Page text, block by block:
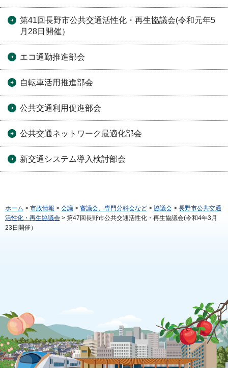
第41回長野市公共交通活性化・再生協議会(令和元年5
月28日開催）
エコ通勤推進部会
自転車活用推進部会
公共交通利用促進部会
公共交通ネットワーク最適化部会
新交通システム導入検討部会
ホーム > 市政情報 > 会議 > 審議会、専門分科会など > 協議会 > 長野市公共交通
活性化・再生協議会 > 第47回長野市公共交通活性化・再生協議会(令和4年3月
23日開催）